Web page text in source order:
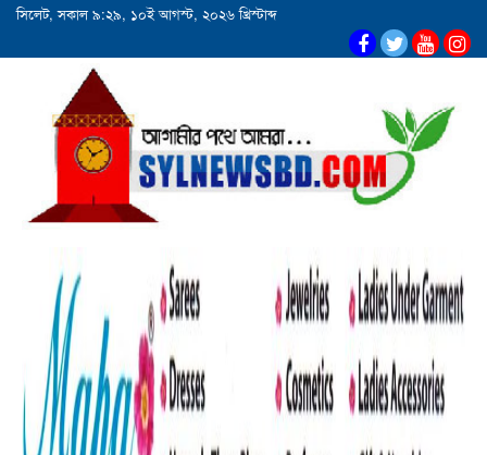
সিলেট, সকাল ৯:২৯, ১০ই আগস্ট, ২০২৬ খ্রিস্টাব্দ